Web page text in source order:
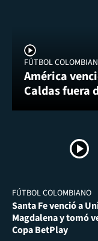
FÚTBOL
América
Caldas fuera
FÚTBOL COLOMBIANO
Santa Fe venció a
Magdalena y tomó
Copa BetPlay